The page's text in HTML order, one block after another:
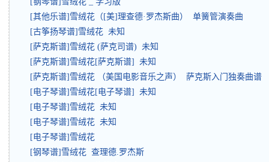
[其他乐谱]雪绒花（[美]理查德·罗杰斯曲） 单簧管演奏曲
[古筝扬琴谱]雪绒花 未知
[萨克斯谱]雪绒花 (萨克司谱) 未知
[萨克斯谱]雪绒花[萨克斯谱] 未知
[萨克斯谱]雪绒花 （美国电影音乐之声） 萨克斯入门独奏曲谱
[电子琴谱]雪绒花[电子琴谱] 未知
[电子琴谱]雪绒花 未知
[电子琴谱]雪绒花 未知
[电子琴谱]雪绒花
[钢琴谱]雪绒花 查理德.罗杰斯